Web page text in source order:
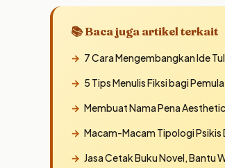
📚 Baca juga artikel terkait
7 Cara Mengembangkan Ide
5 Tips Menulis Fiksi bagi
Membuat Nama Pena
Macam-Macam Tipologi Psikis
Jasa Cetak Buku Novel, Bantu